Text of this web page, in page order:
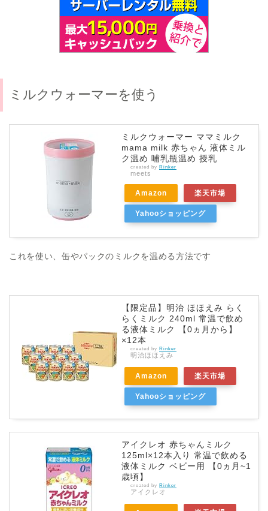
ミルクウォーマーを使う
ミルクウォーマー ママミルク
mama milk 赤ちゃん 液体ミル
ク温め 哺乳瓶温め 授乳
created by Rinker
meets
Amazon 楽天市場
Yahooショッピング
これを使い、缶やパックのミルクを温める方法です
【限定品】明治 ほほえみ らく
らくミルク 240ml 常温で飲め
る液体ミルク 【0ヵ月から】
×12本
created by Rinker
明治ほほえみ
Amazon 楽天市場
Yahooショッピング
アイクレオ 赤ちゃんミルク
125ml×12本入り 常温で飲める
液体ミルク ベビー用 【0ヵ月~1
歳頃】
created by Rinker
アイクレオ